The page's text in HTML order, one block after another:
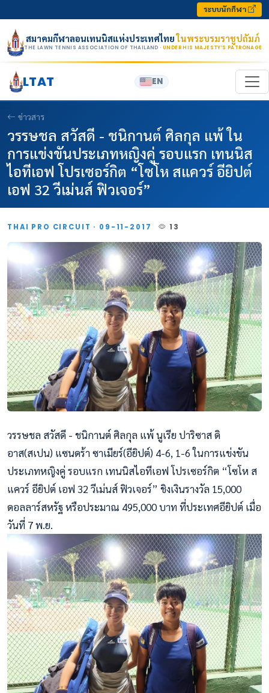
ระบบนักกีฬา
สมาคมกีฬาลอนเทนนิสแห่งประเทศไทยในพระบรมราชูปถัมภ์
THE LAWN TENNIS ASSOCIATION OF THAILAND · UNDER HIS MAJESTY’S PATRONAGE
LTAT EN
ข่าวสาร
วรรษชล สวัสดี - ชนิกานต์ ศิลกุล แพ้ ใน
การแข่งขันประเภทหญิงคู่ รอบแรก เทนนิส
ไอทีเอฟ โปรเซอร์กิต “โซโห สแควร์ อียิปต์
เอฟ 32 วีเม่นส์ ฟิวเจอร์”
THAI PRO CIRCUIT · 09-11-2017 13
วรรษชล สวัสดี - ชนิกานต์ ศิลกุล แพ้ นูเรีย ปาริซาส ดิ
อาส(สเปน) แซนดร้า ซาเมียร์(อียิปต์) 4-6, 1-6 ในการแข่งขัน
ประเภทหญิงคู่ รอบแรก เทนนิสไอทีเอฟ โปรเซอร์กิต “โซโห ส
แควร์ อียิปต์ เอฟ 32 วีเม่นส์ ฟิวเจอร์” ชิงเงินรางวัล 15,000
ดอลลาร์สหรัฐ หรือประมาณ 495,000 บาท ที่ประเทศอียิปต์ เมื่อ
วันที่ 7 พ.ย.